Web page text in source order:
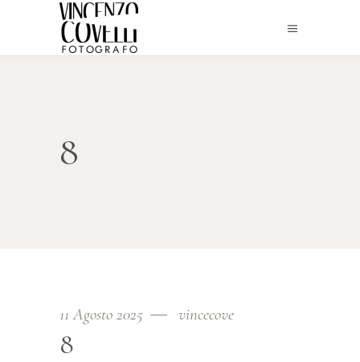
8
11 Agosto 2025 vincecove
8